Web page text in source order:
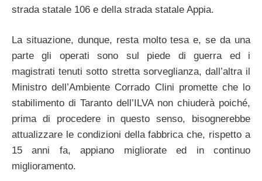
strada statale 106 e della strada statale Appia.
La situazione, dunque, resta molto tesa e, se da una
parte gli operati sono sul piede di guerra ed i
magistrati tenuti sotto stretta sorveglianza, dall’altra il
Ministro dell’Ambiente Corrado Clini promette che lo
stabilimento di Taranto dell’ILVA non chiuderà poiché,
prima di procedere in questo senso, bisognerebbe
attualizzare le condizioni della fabbrica che, rispetto a
15 anni fa, appiano migliorate ed in continuo
miglioramento.